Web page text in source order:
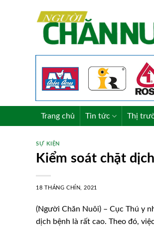
Trang chủ Tin tức Thị
SỰ KIỆN
Kiểm soát chặt
18 THÁNG CHÍN, 2021
(Người Chăn Nuôi) – Cục Thú y
dịch bệnh là rất cao. Theo đó,